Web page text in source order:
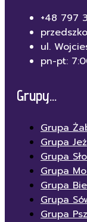
+48 797
ul.
pn-pt:
Grupy...
Grupa
Grupa
Grupa
Grupa
Grupa
Grupa
Grupa